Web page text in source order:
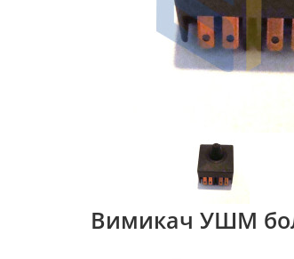
Вимикач УШМ